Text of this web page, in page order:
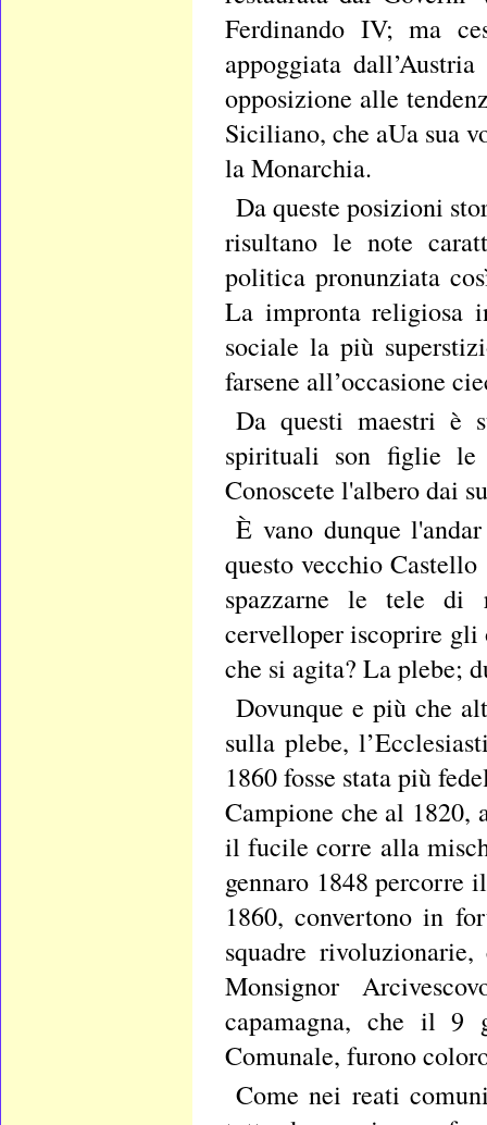
Ferdinando IV; ma
appoggiata
opposizione alle
Siciliano, che aUa sua
la Monarchia.
Da queste posizioni
risultano le note
politica pronunziata
La impronta religiosa
sociale la più
farsene all’occasione
Da questi maestri è
spirituali son figlie
Conoscete l'albero dai
È vano dunque
questo vecchio
spazzarne le tele di
cervelloper iscoprire
che si agita? La plebe;
Dovunque e più che
sulla plebe,
1860 fosse stata più
Campione che al 1820,
il fucile corre alla
gennaro 1848 percorre
1860, convertono in
squadre
Monsignor
capamagna, che il 9
Comunale, furono
Come nei reati